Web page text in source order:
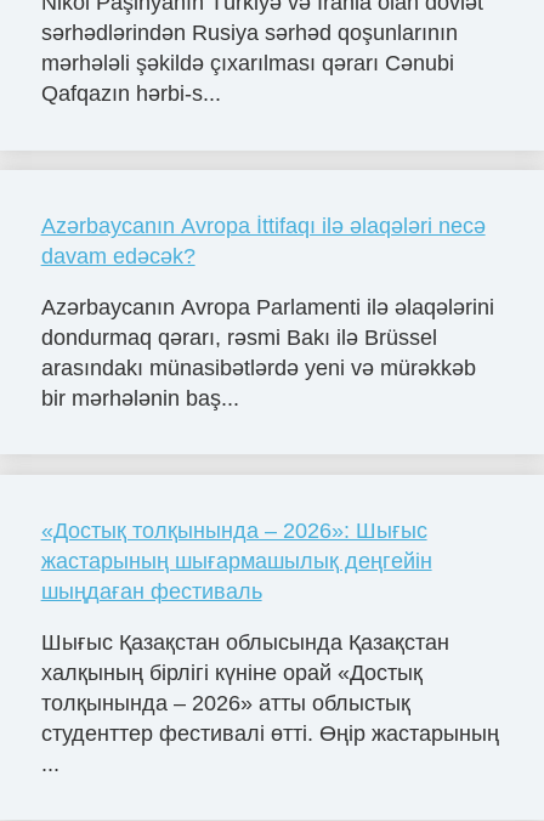
sərhədlərindən Rusiya sərhəd qoşunlarının
mərhələli şəkildə çıxarılması qərarı Cənubi
Qafqazın hərbi-s...
Azərbaycanın Avropa İttifaqı ilə əlaqələri necə
davam edəcək?
Azərbaycanın Avropa Parlamenti ilə əlaqələrini
dondurmaq qərarı, rəsmi Bakı ilə Brüssel
arasındakı münasibətlərdə yeni və mürəkkəb
bir mərhələnin baş...
«Достық толқынында – 2026»: Шығыс
жастарының шығармашылық деңгейін
шыңдаған фестиваль
Шығыс Қазақстан облысында Қазақстан
халқының бірлігі күніне орай «Достық
толқынында – 2026» атты облыстық
студенттер фестивалі өтті. Өңір жастарының
...